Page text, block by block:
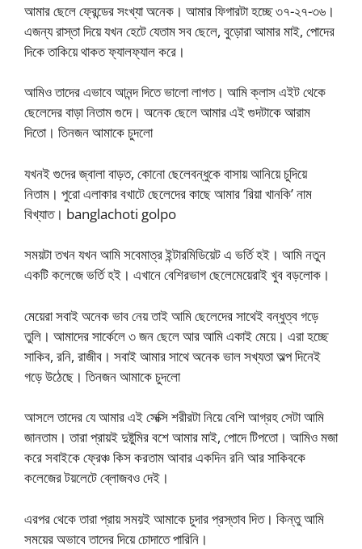
আমার ছেলে ফ্রেন্ডের সংখ্যা অনেক। আমার ফিগারটা হচ্ছে ৩৭-২৭-৩৬।
এজন্য রাস্তা দিয়ে যখন হেটে যেতাম সব ছেলে, বুড়োরা আমার মাই, পোদের
দিকে তাকিয়ে থাকত ফ্যালফ্যাল করে।
আমিও তাদের এভাবে আনন্দ দিতে ভালো লাগত। আমি ক্লাস এইট থেকে
ছেলেদের বাড়া নিতাম গুদে। অনেক ছেলে আমার এই গুদটাকে আরাম
দিতো। তিনজন আমাকে চুদলো
যখনই গুদের জ্বালা বাড়ত, কোনো ছেলেবন্ধুকে বাসায় আনিয়ে চুদিয়ে
নিতাম। পুরো এলাকার বখাটে ছেলেদের কাছে আমার ‘রিয়া খানকি’ নাম
বিখ্যাত। banglachoti golpo
সময়টা তখন যখন আমি সবেমাত্র ইন্টারমিডিয়েট এ ভর্তি হই। আমি নতুন
একটি কলেজে ভর্তি হই। এখানে বেশিরভাগ ছেলেমেয়েরাই খুব বড়লোক।
মেয়েরা সবাই অনেক ভাব নেয় তাই আমি ছেলেদের সাথেই বন্ধুত্ব গড়ে
তুলি। আমাদের সার্কেলে ৩ জন ছেলে আর আমি একাই মেয়ে। এরা হচ্ছে
সাকিব, রনি, রাজীব। সবাই আমার সাথে অনেক ভাল সখ্যতা অল্প দিনেই
গড়ে উঠেছে। তিনজন আমাকে চুদলো
আসলে তাদের যে আমার এই সেক্সি শরীরটা নিয়ে বেশি আগ্রহ সেটা আমি
জানতাম। তারা প্রায়ই দুষ্টুমির বশে আমার মাই, পোদে টিপতো। আমিও মজা
করে সবাইকে ফ্রেঞ্চ কিস করতাম আবার একদিন রনি আর সাকিবকে
কলেজের টয়লেটে ব্লোজবও দেই।
এরপর থেকে তারা প্রায় সময়ই আমাকে চুদার প্রস্তাব দিত। কিন্তু আমি
সময়ের অভাবে তাদের দিয়ে চোদাতে পারিনি।